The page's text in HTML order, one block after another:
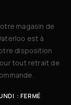
magasin de
est à
disposition
tout retrait de
: FERMÉ